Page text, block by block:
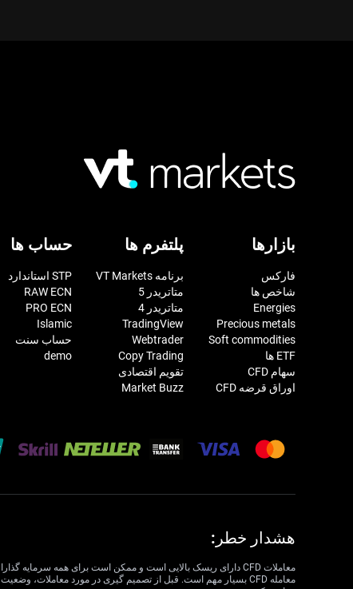
بازارها
فارکس
شاخص ها
Energies
Precious metals
Soft commodities
ETF ها
سهام CFD
اوراق قرضه CFD
پلتفرم ها
برنامه VT Markets
متاتریدر 5
متاتریدر 4
TradingView
Webtrader
Copy Trading
تقویم اقتصادی
Market Buzz
حساب ها
STP استاندارد
RAW ECN
PRO ECN
Islamic
حساب سنت
demo
هشدار خطر: